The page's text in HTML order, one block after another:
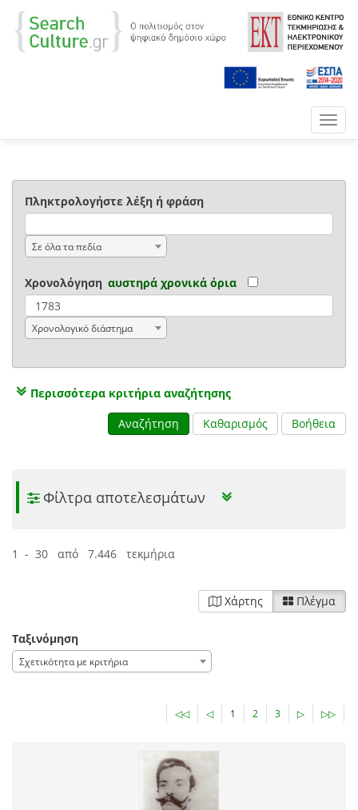
Πληκτρολογήστε λέξη ή φράση
Σε όλα τα πεδία
Χρονολόγηση αυστηρά χρονικά όρια
Χρονολογικό διάστημα
Περισσότερα κριτήρια αναζήτησης
Αναζήτηση
Καθαρισμός Βοήθεια
Φίλτρα αποτελεσμάτων
1 - 30 από 7.446 τεκμήρια
Χάρτης Πλέγμα
Ταξινόμηση
Σχετικότητα με κριτήρια
◁◁ ◁ 1 2 3 ▷ ▷▷